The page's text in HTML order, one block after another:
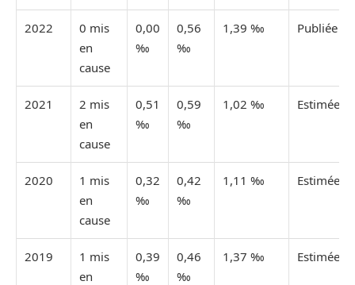
2022
0 mis
en
cause
0,00
‰
0,56
‰
1,39 ‰ Publiée
2021
2 mis
en
cause
0,51
‰
0,59
‰
1,02 ‰ Estimée
2020
1 mis
en
cause
0,32
‰
0,42
‰
1,11 ‰ Estimée
2019
1 mis
en
0,39
‰
0,46
‰
1,37 ‰ Estimée